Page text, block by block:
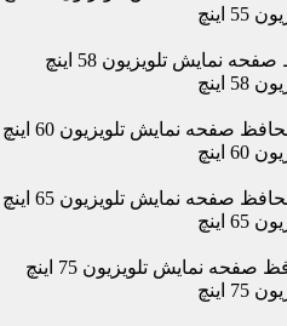
نمایش تلویزیون 58 اینچ
صفحه نمایش تلویزیون 60 اینچ
صفحه نمایش تلویزیون 65 اینچ
نمایش تلویزیون 75 اینچ